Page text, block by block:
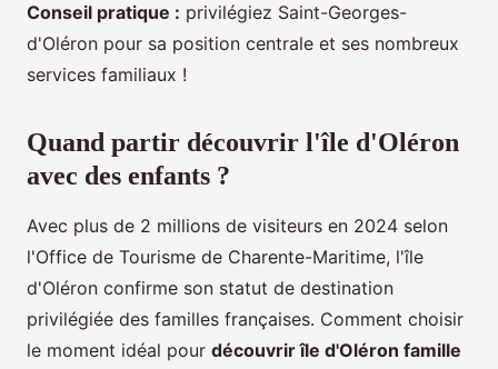
Conseil pratique : privilégiez Saint-Georges-
d'Oléron pour sa position centrale et ses nombreux
services familiaux !
Quand partir découvrir l'île d'Oléron
avec des enfants ?
Avec plus de 2 millions de visiteurs en 2024 selon
l'Office de Tourisme de Charente-Maritime, l'île
d'Oléron confirme son statut de destination
privilégiée des familles françaises. Comment choisir
le moment idéal pour découvrir île d'Oléron famille